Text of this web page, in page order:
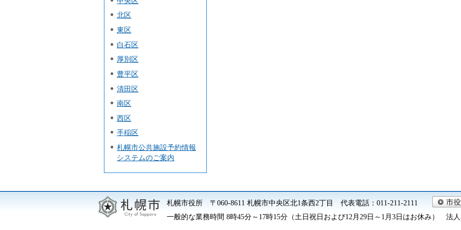
北区
東区
白石区
厚別区
豊平区
清田区
南区
西区
手稲区
札幌市公共施設予約情報
システムのご案内
札幌市役所 〒060-8611 札幌市中央区北1条西2丁目 代表電話：011-211-2111
一般的な業務時間 8時45分～17時15分（土日祝日および12月29日～1月3日はお休み） 法人